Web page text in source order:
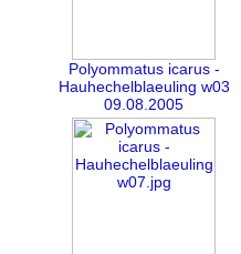
Polyommatus icarus -
Hauhechelblaeuling w03
09.08.2005